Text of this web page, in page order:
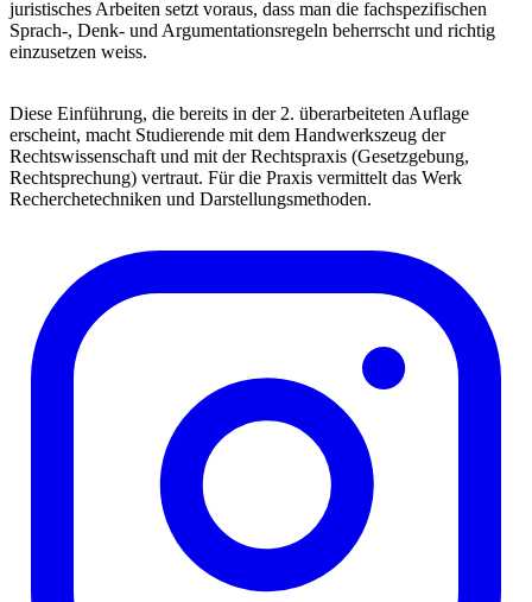
juristisches Arbeiten setzt voraus, dass man die fachspezifischen
Sprach-, Denk- und Argumentationsregeln beherrscht und richtig
einzusetzen weiss.
Diese Einführung, die bereits in der 2. überarbeiteten Auflage
erscheint, macht Studierende mit dem Handwerkszeug der
Rechtswissenschaft und mit der Rechtspraxis (Gesetzgebung,
Rechtsprechung) vertraut. Für die Praxis vermittelt das Werk
Recherchetechniken und Darstellungsmethoden.